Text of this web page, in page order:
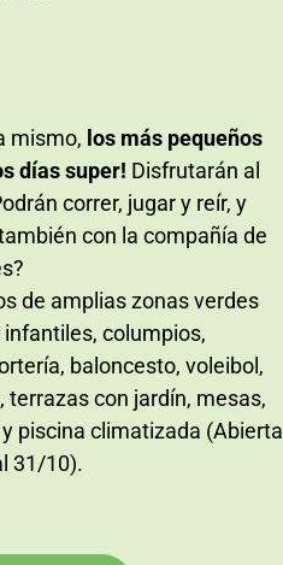
mismo, los más pequeños
días super! Disfrutarán al
correr, jugar y reír, y
con la compañía de
de amplias zonas verdes
columpios,
baloncesto, voleibol,
terrazas con jardín, mesas,
piscina climatizada (Abierta
31/10).